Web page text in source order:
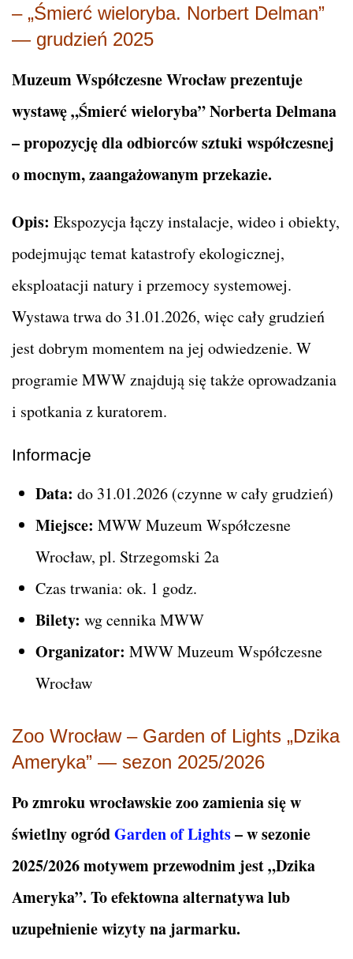
– „Śmierć wieloryba. Norbert Delman”
— grudzień 2025
Muzeum Współczesne Wrocław prezentuje
wystawę „Śmierć wieloryba” Norberta Delmana
– propozycję dla odbiorców sztuki współczesnej
o mocnym, zaangażowanym przekazie.
Opis: Ekspozycja łączy instalacje, wideo i obiekty,
podejmując temat katastrofy ekologicznej,
eksploatacji natury i przemocy systemowej.
Wystawa trwa do 31.01.2026, więc cały grudzień
jest dobrym momentem na jej odwiedzenie. W
programie MWW znajdują się także oprowadzania
i spotkania z kuratorem.
Informacje
Data: do 31.01.2026 (czynne w cały grudzień)
Miejsce: MWW Muzeum Współczesne
Wrocław, pl. Strzegomski 2a
Czas trwania: ok. 1 godz.
Bilety: wg cennika MWW
Organizator: MWW Muzeum Współczesne
Wrocław
Zoo Wrocław – Garden of Lights „Dzika
Ameryka” — sezon 2025/2026
Po zmroku wrocławskie zoo zamienia się w
świetlny ogródGarden of Lights– w sezonie
2025/2026 motywem przewodnim jest „Dzika
Ameryka”. To efektowna alternatywa lub
uzupełnienie wizyty na jarmarku.